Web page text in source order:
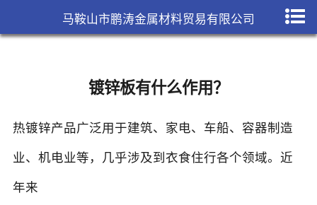
马鞍山市鹏涛金属材料贸易有限公司
镀锌板有什么作用？
热镀锌产品广泛用于建筑、家电、车船、容器制造
业、机电业等，几乎涉及到衣食住行各个领域。近
年来